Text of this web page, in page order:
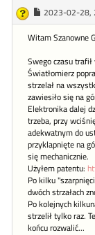
2023-02-28,
Witam Szanowne
Swego czasu trafił
Światłomierz
strzelał na
zawiesiło się na
Elektronika dalej
trzeba, przy
adekwatnym do
przyklapnięte na
się mechanicznie.
Użyłem patentu:
Po kilku
dwóch strzałach
Po kolejnych
strzelił tylko raz.
końcu rozwalić...